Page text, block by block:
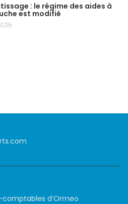
: le régime des aides à
est modifié
d’Ormeo